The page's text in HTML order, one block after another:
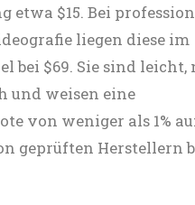
etwa $15. Bei
liegen diese im
bei $69. Sie sind
und weisen eine
von weniger als 1%
geprüften Herstellern